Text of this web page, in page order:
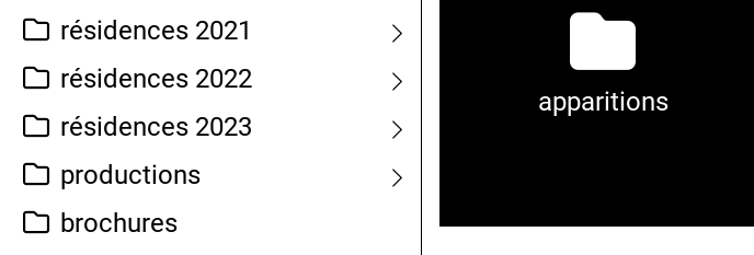
résidences 2021
résidences 2022
résidences 2023
productions
brochures
apparitions